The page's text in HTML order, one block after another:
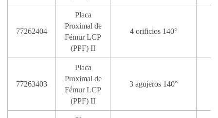
77262404
Placa
Proximal de
Fémur LCP
(PPF) II
4 orificios 140°
77263403
Placa
Proximal de
Fémur LCP
(PPF) II
3 agujeros 140°